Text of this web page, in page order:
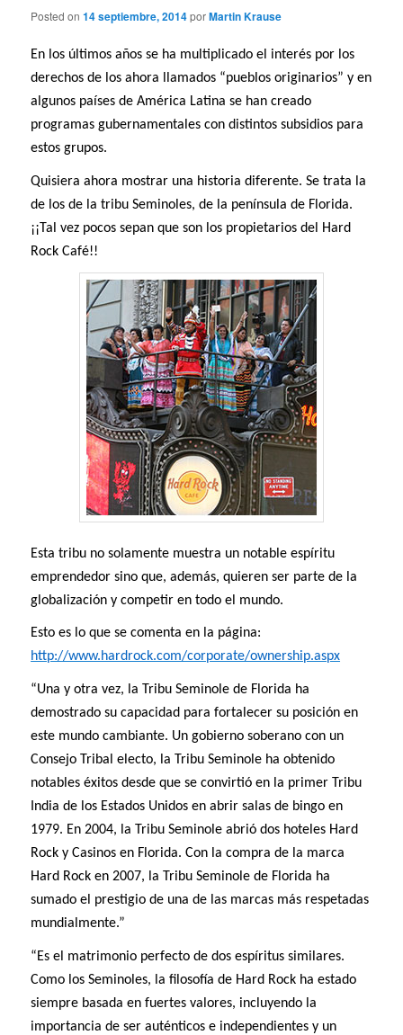
Posted on14 septiembre, 2014porMartin Krause
En los últimos años se ha multiplicado el interés por los
derechos de los ahora llamados “pueblos originarios” y en
algunos países de América Latina se han creado
programas gubernamentales con distintos subsidios para
estos grupos.
Quisiera ahora mostrar una historia diferente. Se trata la
de los de la tribu Seminoles, de la península de Florida.
¡¡Tal vez pocos sepan que son los propietarios del Hard
Rock Café!!
Esta tribu no solamente muestra un notable espíritu
emprendedor sino que, además, quieren ser parte de la
globalización y competir en todo el mundo.
Esto es lo que se comenta en la página:
http://www.hardrock.com/corporate/ownership.aspx
“Una y otra vez, la Tribu Seminole de Florida ha
demostrado su capacidad para fortalecer su posición en
este mundo cambiante. Un gobierno soberano con un
Consejo Tribal electo, la Tribu Seminole ha obtenido
notables éxitos desde que se convirtió en la primer Tribu
India de los Estados Unidos en abrir salas de bingo en
1979. En 2004, la Tribu Seminole abrió dos hoteles Hard
Rock y Casinos en Florida. Con la compra de la marca
Hard Rock en 2007, la Tribu Seminole de Florida ha
sumado el prestigio de una de las marcas más respetadas
mundialmente.”
“Es el matrimonio perfecto de dos espíritus similares.
Como los Seminoles, la filosofía de Hard Rock ha estado
siempre basada en fuertes valores, incluyendo la
importancia de ser auténticos e independientes y un